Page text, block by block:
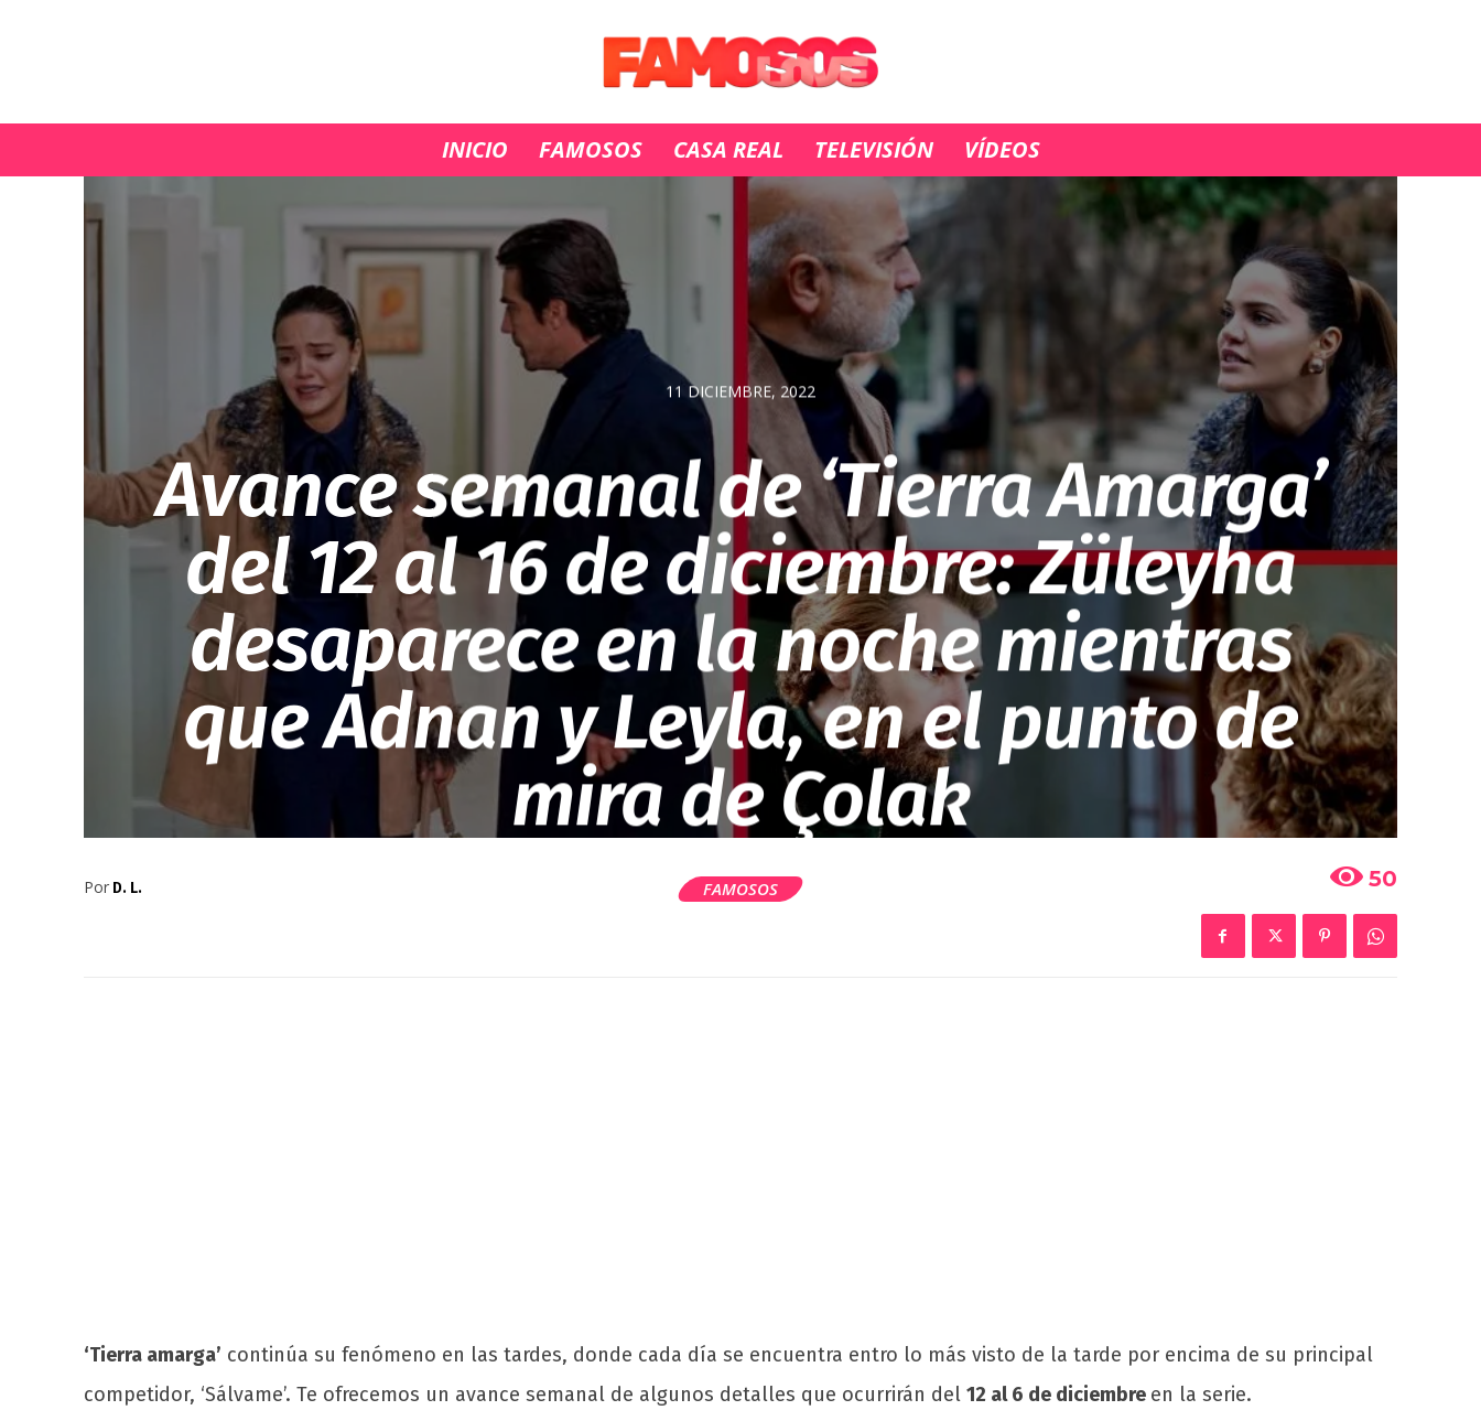
INICIO FAMOSOS CASA REAL TELEVISIÓN VÍDEOS
11 DICIEMBRE, 2022
Avance semanal de ‘Tierra Amarga’
del 12 al 16 de diciembre: Züleyha
desaparece en la noche mientras
que Adnan y Leyla, en el punto de
mira de Çolak
Por D. L. FAMOSOS 50
‘Tierra amarga’ continúa su fenómeno en las tardes, donde cada día se encuentra entro lo más visto de la tarde por encima de su principal
competidor, ‘Sálvame’. Te ofrecemos un avance semanal de algunos detalles que ocurrirán del 12 al 6 de diciembre en la serie.